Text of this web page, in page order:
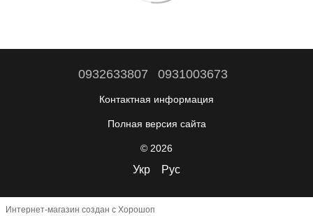
0932633807 0931003673
Контактная информация
Полная версия сайта
© 2026
Укр Рус
Интернет-магазин создан с Хорошоп